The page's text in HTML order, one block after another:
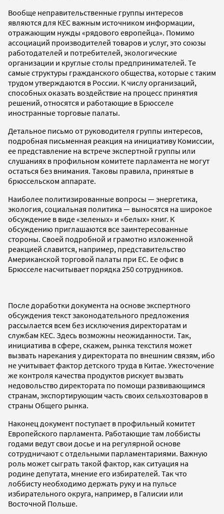
Вообще неправительственные группы интересов
являются для КЕС важным источником информации,
отражающим нужды «рядового европейца». Помимо
ассоциаций производителей товаров и услуг, это союзы
работодателей и потребителей, экологические
организации и круглые столы предпринимателей. Те
самые структуры гражданского общества, которые с таким
трудом утверждаются в России. К числу организаций,
способных оказать воздействие на процесс принятия
решений, относятся и работающие в Брюсселе
иностранные торговые палаты.
Детальное письмо от руководителя группы интересов,
подробная письменная реакция на инициативу Комиссии,
ее представление на встрече экспертной группы или
слушаниях в профильном комитете парламента не могут
остаться без внимания. Таковы правила, принятые в
брюссельском аппарате.
Наиболее политизированные вопросы — энергетика,
экология, социальная политика — выносятся на широкое
обсуждение в виде «зеленых» и «белых» книг. К
обсуждению приглашаются все заинтересованные
стороны. Своей подробной и грамотно изложенной
реакцией славится, например, представительство
Американской торговой палаты при ЕС. Ее офис в
Брюсселе насчитывает порядка 250 сотрудников.
После доработки документа на основе экспертного
обсуждения текст законодательного предложения
рассылается всем без исключения директоратам и
службам КЕС. Здесь возможны неожиданности. Так,
инициатива в сфере, скажем, рынка текстиля может
вызвать нарекания у директората по внешним связям, ибо
не учитывает фактор детского труда в Китае. Ужесточение
же контроля качества продуктов рискует вызвать
недовольство директората по помощи развивающимся
странам, экспортирующим часть своих сельхозтоваров в
страны Общего рынка.
Наконец документ поступает в профильный комитет
Европейского парламента. Работающие там лоббисты
годами ведут свои досье и на регулярной основе
сотрудничают с отдельными парламентариями. Важную
роль может сыграть такой фактор, как ситуация на
родине депутата, мнение его избирателей. Так что
лоббисту необходимо держать руку и на пульсе
избирательного округа, например, в Галисии или
Восточной Польше.